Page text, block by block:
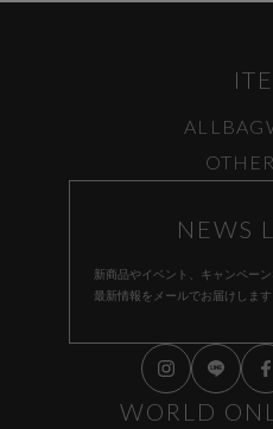
ALL BAG
OTHER
NEWS
新商品やイベント、キャンペー
最新情報をメールでお届けします
WORLD